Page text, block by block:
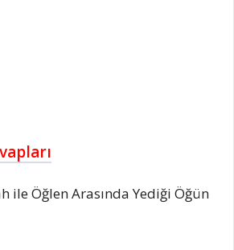
ile Öğlen Arasında Yediği Öğün